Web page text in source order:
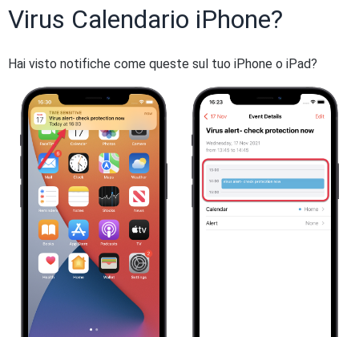
Virus Calendario iPhone?
Hai visto notifiche come queste sul tuo iPhone o iPad?